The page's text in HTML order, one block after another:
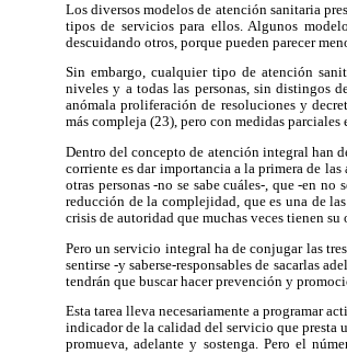
Los diversos modelos de atención sanitaria
tipos de servicios para ellos. Algunos
descuidando otros, porque pueden parecer
Sin embargo, cualquier tipo de atención
niveles y a todas las personas, sin distingos
anómala proliferación de resoluciones y
más compleja (23), pero con medidas parciales
Dentro del concepto de atención integral han
corriente es dar importancia a la primera de
otras personas -no se sabe cuáles-, que -en
reducción de la complejidad, que es una de
crisis de autoridad que muchas veces tienen
Pero un servicio integral ha de conjugar las
sentirse -y saberse-responsables de sacarlas
tendrán que buscar hacer prevención y
Esta tarea lleva necesariamente a programar
indicador de la calidad del servicio que presta
promueva, adelante y sostenga. Pero el